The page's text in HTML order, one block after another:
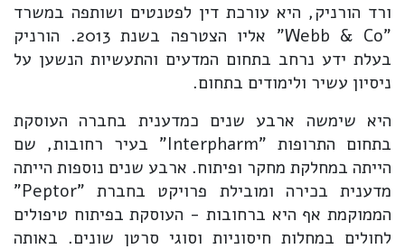
ורד הורניק, היא עורכת דין לפטנטים ושותפה במשרד
"Webb & Co" אליו הצטרפה בשנת 2013. הורניק
בעלת ידע נרחב בתחום המדעים והתעשיות הנשען על
ניסיון עשיר ולימודים בתחום.
היא שימשה ארבע שנים כמדענית בחברה העוסקת
בתחום התרופות "Interpharm" בעיר רחובות, שם
הייתה במחלקת מחקר ופיתוח. ארבע שנים נוספות הייתה
מדענית בכירה ומובילת פרויקט בחברת "Peptor"
הממוקמת אף היא ברחובות - העוסקת בפיתוח טיפולים
לחולים במחלות חיסוניות וסוגי סרטן שונים. באותה